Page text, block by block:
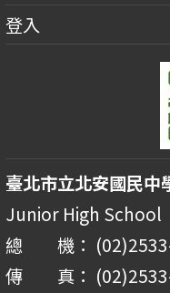
登入
臺北市立北安國民中
Junior High School
總 機：
傳 真：